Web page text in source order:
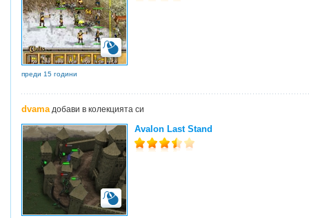
преди 15 години
dvamaдобави в колекцията си
Avalon Last Stand